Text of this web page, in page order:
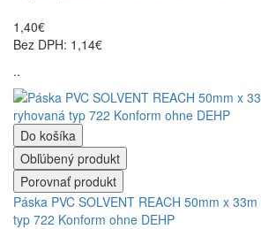
1,40€
Bez DPH: 1,14€
..
Do košíka
Obľúbený produkt
Porovnať produkt
Páska PVC SOLVENT REACH 50mm x
typ 722 Konform ohne DEHP